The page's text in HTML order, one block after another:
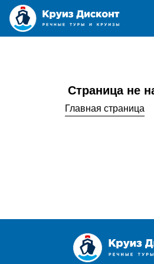
Страница не
Главная страница